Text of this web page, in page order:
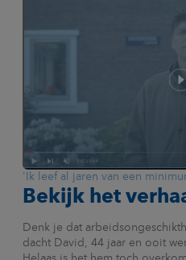
'Ik leef al jaren van een
Bekijk het
Denk je dat
dacht David, 44 jaar en ooit